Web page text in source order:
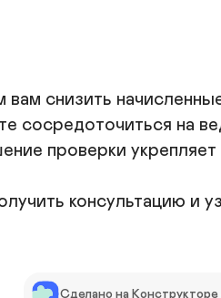
снизить
сосредоточиться на
проверки
консультацию и
Сделано на Конструкторе